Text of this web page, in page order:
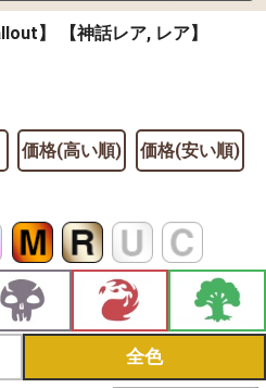
】 【神話レア, レア】
価格(高い順) 価格(安い順)
全色